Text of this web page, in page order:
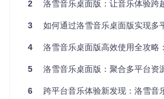
观的操作设计，让找歌效率提升3倍以
如何通过个性化歌单功能实现
"我的歌单太多太乱，想听的歌总是找
爱好者的共同烦恼。洛雪音乐的歌单管
类管理和灵活的操作方式，让你轻松
三步音乐库整理法：
2 洛雪音乐桌面版：让音乐体验跨
3 如何通过洛雪音乐桌面版实现多平台音
4 洛雪音乐桌面版高效使用全攻略：从
5 洛雪音乐桌面版：聚合多平台资源的
6 跨平台音乐体验新发现：洛雪音乐